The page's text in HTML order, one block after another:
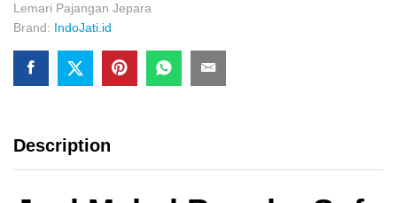
Lemari Pajangan Jepara
Brand: IndoJati.id
Description